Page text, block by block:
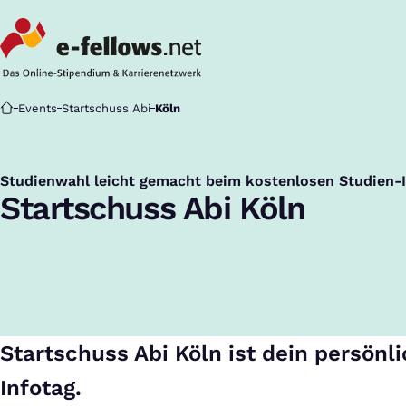
Startseite
Events Startschuss Abi Köln
Studienwahl leicht gemacht beim kostenlosen
:
Startschuss Abi Köln
Startschuss Abi Köln ist dein
Infotag.